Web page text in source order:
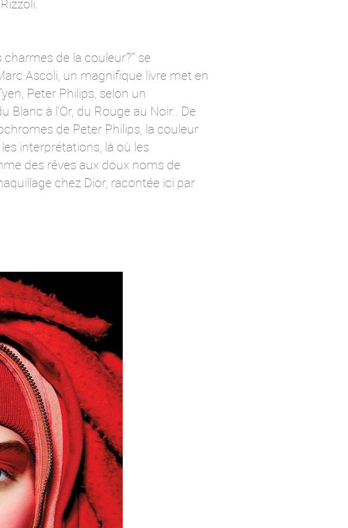
de la couleur?'" se
Ascoli, un magnifique livre met en
Peter Philips, selon un
à l'Or, du Rouge au Noir.. De
de Peter Philips, la couleur
interprétations, là où les
des rêves aux doux noms de
chez Dior, racontée ici par